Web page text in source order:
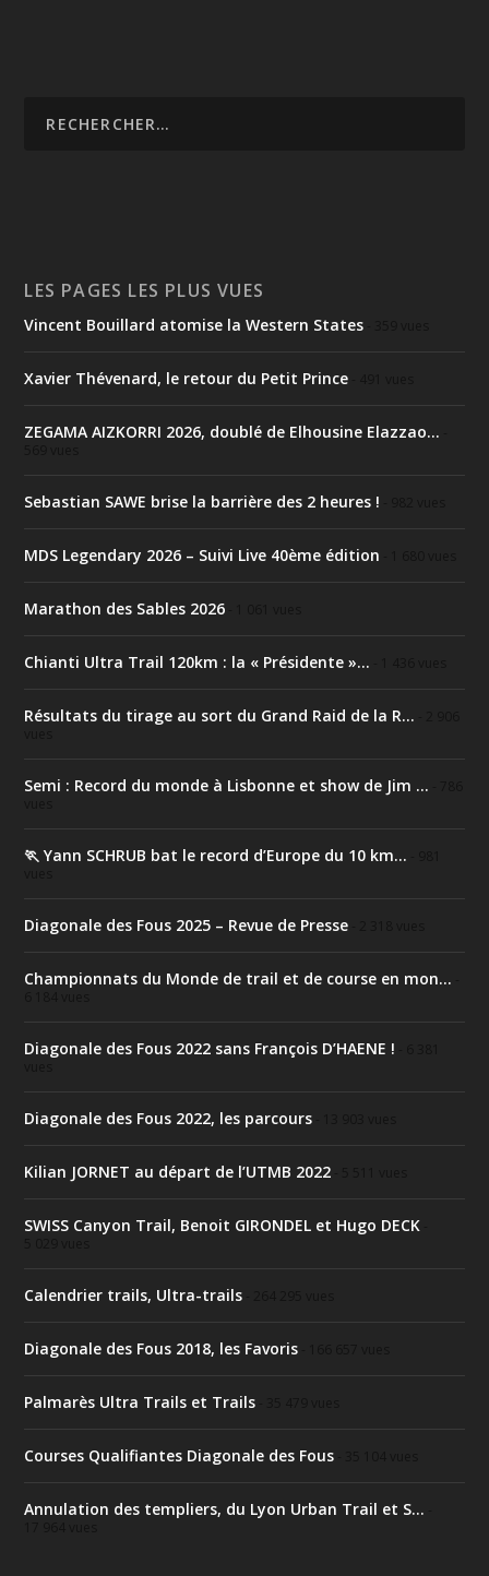
LES PAGES LES PLUS VUES
Vincent Bouillard atomise la Western States
Xavier Thévenard, le retour du Petit Prince
ZEGAMA AIZKORRI 2026, doublé de Elhousine Elazzao...
Sebastian SAWE brise la barrière des 2 heures !
MDS Legendary 2026 – Suivi Live 40ème édition
Marathon des Sables 2026
Chianti Ultra Trail 120km : la « Présidente »...
Résultats du tirage au sort du Grand Raid de la R...
Semi : Record du monde à Lisbonne et show de Jim ...
🏃 Yann SCHRUB bat le record d’Europe du 10 km...
Diagonale des Fous 2025 – Revue de Presse
Championnats du Monde de trail et de course en mon...
Diagonale des Fous 2022 sans François D’HAENE !
Diagonale des Fous 2022, les parcours
Kilian JORNET au départ de l’UTMB 2022
SWISS Canyon Trail, Benoit GIRONDEL et Hugo DECK
Calendrier trails, Ultra-trails
Diagonale des Fous 2018, les Favoris
Palmarès Ultra Trails et Trails
Courses Qualifiantes Diagonale des Fous
Annulation des templiers, du Lyon Urban Trail et S...